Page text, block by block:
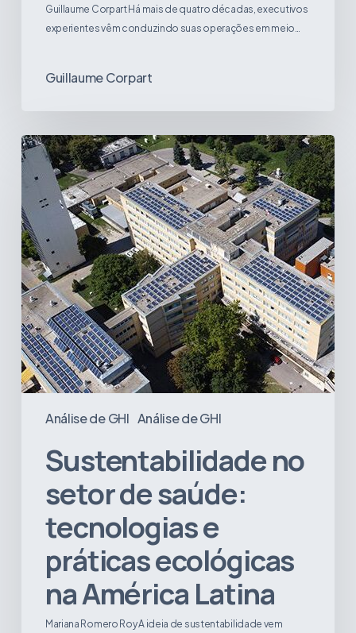
dispositivos
Guillaume Corpart Há mais de quatro décadas, executivos
experientes vêm conduzindo suas operações em meio…
Guillaume Corpart
Análise de GHI Análise de GHI
Sustentabilidade
no
setor
saúde:
tecnologias
e
práticas
ecológicas
na
América
Latina
Sustentabilidade no
setor de saúde:
tecnologias e
práticas ecológicas
na América Latina
Mariana Romero Roy A ideia de sustentabilidade vem